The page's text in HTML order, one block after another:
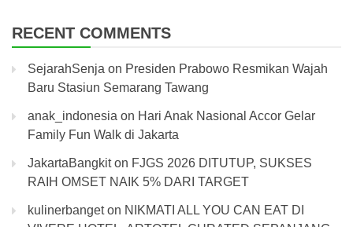
RECENT COMMENTS
SejarahSenja on Presiden Prabowo Resmikan Wajah
Baru Stasiun Semarang Tawang
anak_indonesia on Hari Anak Nasional Accor Gelar
Family Fun Walk di Jakarta
JakartaBangkiton FJGS 2026 DITUTUP, SUKSES
RAIH OMSET NAIK 5% DARI TARGET
kulinerbangeton NIKMATI ALL YOU CAN EAT DI